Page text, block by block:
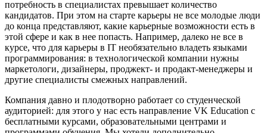
потребность в специалистах превышает количество
кандидатов. При этом на старте карьеры не все молодые люди
до конца представляют, какие карьерные возможности есть в
этой сфере и как в нее попасть. Например, далеко не все в
курсе, что для карьеры в IT необязательно владеть языками
программирования: в технологической компании нужны
маркетологи, дизайнеры, проджект- и продакт-менеджеры и
другие специалисты смежных направлений.
Компания давно и плодотворно работает со студенческой
аудиторией: для этого у нас есть направление VK Education с
бесплатными курсами, образовательными центрами и